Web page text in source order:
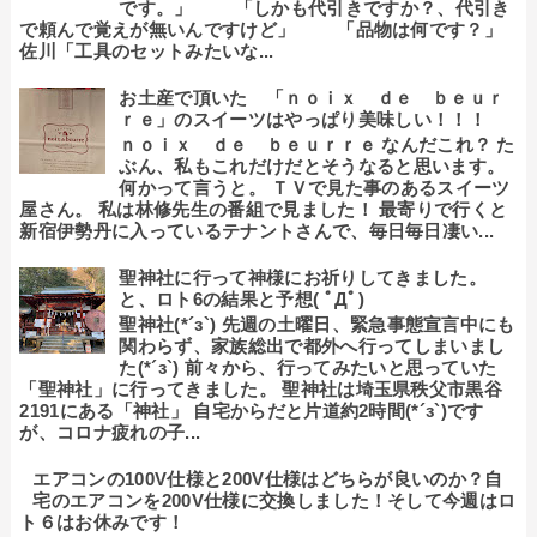
です。」 「しかも代引きですか？、代引き
で頼んで覚えが無いんですけど」 「品物は何です？」
佐川「工具のセットみたいな...
お土産で頂いた 「ｎｏｉｘ ｄｅ ｂｅｕｒ
ｒｅ」のスイーツはやっぱり美味しい！！！
ｎｏｉｘ ｄｅ ｂｅｕｒｒｅ なんだこれ？ た
ぶん、私もこれだけだとそうなると思います。
何かって言うと。 ＴＶで見た事のあるスイーツ
屋さん。 私は林修先生の番組で見ました！ 最寄りで行くと
新宿伊勢丹に入っているテナントさんで、毎日毎日凄い...
聖神社に行って神様にお祈りしてきました。
と、ロト6の結果と予想( ﾟДﾟ)
聖神社(*´з`) 先週の土曜日、緊急事態宣言中にも
関わらず、家族総出で都外へ行ってしまいまし
た(*´з`) 前々から、行ってみたいと思っていた
「聖神社」に行ってきました。 聖神社は埼玉県秩父市黒谷
2191にある「神社」 自宅からだと片道約2時間(*´з`)です
が、コロナ疲れの子...
エアコンの100V仕様と200V仕様はどちらが良いのか？自
宅のエアコンを200V仕様に交換しました！そして今週はロ
ト６はお休みです！